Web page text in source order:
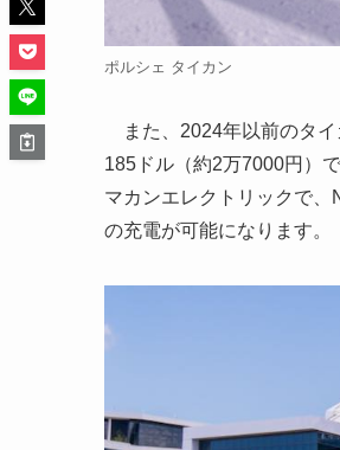
ポルシェ タイカン
また、2024年以前のタイ
185ドル（約2万7000円）
マカンエレクトリックで
の充電が可能になります。